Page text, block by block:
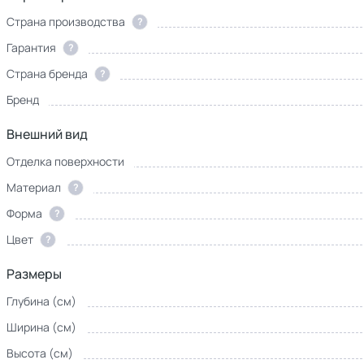
Страна производства ?
Гарантия
?
Страна бренда
?
Бренд
Внешний вид
Отделка поверхности
Материал
?
Форма
?
Цвет
?
Размеры
Глубина (см)
Ширина (см)
Высота (см)